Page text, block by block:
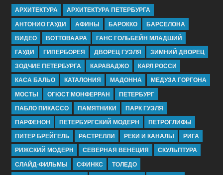
АРХИТЕКТУРА
АРХИТЕКТУРА ПЕТЕРБУРГА
АНТОНИО ГАУДИ
АФИНЫ БАРОККО
БАРСЕЛОНА
ВИДЕО
ВОТТОВААРА
ГАНС ГОЛЬБЕЙН МЛАДШИЙ
ГАУДИ
ГИПЕРБОРЕЯ ДВОРЕЦ ГУЭЛЯ
ЗИМНИЙ ДВОРЕЦ
ЗОДЧИЕ ПЕТЕРБУРГА
КАРАВАДЖО
КАРЛ РОССИ
КАСА БАЛЬО
КАТАЛОНИЯ МАДОННА
МЕДУЗА ГОРГОНА
МОСТЫ
ОГЮСТ МОНФЕРРАН
ПЕТЕРБУРГ
ПАБЛО ПИКАССО
ПАМЯТНИКИ
ПАРК ГУЭЛЯ
ПАРФЕНОН
ПЕТЕРБУРГСКИЙ МОДЕРН
ПЕТРОГЛИФЫ
ПИТЕР БРЕЙГЕЛЬ
РАСТРЕЛЛИ РЕКИ И КАНАЛЫ
РИГА
РИЖСКИЙ МОДЕРН
СЕВЕРНАЯ ВЕНЕЦИЯ
СКУЛЬПТУРА
СЛАЙД-ФИЛЬМЫ
СФИНКС
ТОЛЕДО